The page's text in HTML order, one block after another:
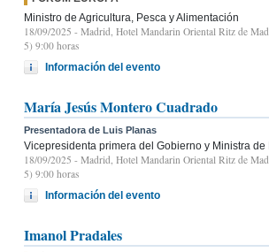
Ministro de Agricultura, Pesca y Alimentación
18/09/2025 - Madrid, Hotel Mandarin Oriental Ritz de
5) 9:00 horas
Información del evento
María Jesús Montero Cuadrado
Presentadora de Luis Planas
Vicepresidenta primera del Gobierno y Ministra de
18/09/2025 - Madrid, Hotel Mandarin Oriental Ritz de
5) 9:00 horas
Información del evento
Imanol Pradales